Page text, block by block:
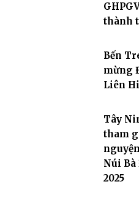
thành
Bến
mừng
Liên
Tây
tham
Núi Bà
2025